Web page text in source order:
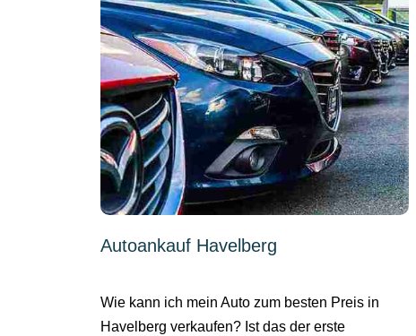
Autoankauf Havelberg
Wie kann ich mein Auto zum besten Preis in
Havelberg verkaufen? Ist das der erste